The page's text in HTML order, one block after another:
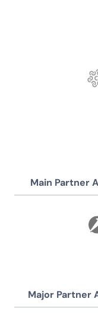
Main Partner
Major Partner